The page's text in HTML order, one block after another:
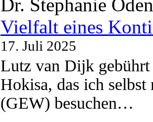
Dr. Stephanie
Vielfalt eines
17. Juli 2025
Lutz van Dijk
Hokisa, das ich
(GEW) besuchen…